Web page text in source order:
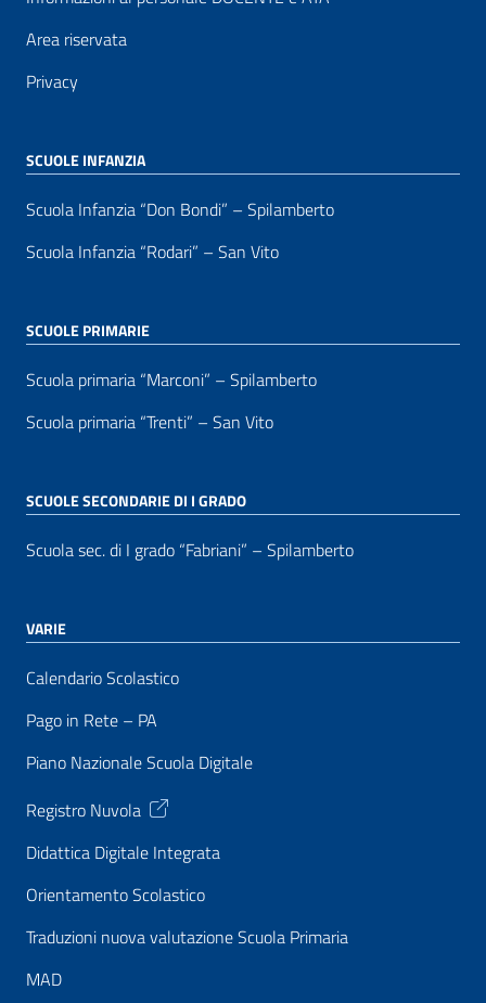
Area riservata
Privacy
SCUOLE INFANZIA
Scuola Infanzia “Don Bondi” – Spilamberto
Scuola Infanzia “Rodari” – San Vito
SCUOLE PRIMARIE
Scuola primaria “Marconi” – Spilamberto
Scuola primaria “Trenti” – San Vito
SCUOLE SECONDARIE DI I GRADO
Scuola sec. di I grado “Fabriani” – Spilamberto
VARIE
Calendario Scolastico
Pago in Rete – PA
Piano Nazionale Scuola Digitale
Registro Nuvola
Didattica Digitale Integrata
Orientamento Scolastico
Traduzioni nuova valutazione Scuola Primaria
MAD